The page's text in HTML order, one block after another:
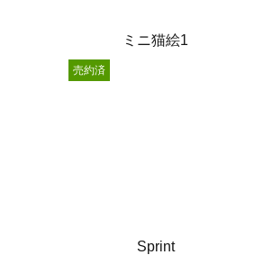
ミニ猫絵1
Sprint
売約済